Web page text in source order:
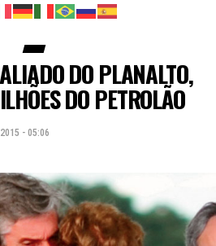
DO PLANALTO,
DO PETROLÃO
- 05:06